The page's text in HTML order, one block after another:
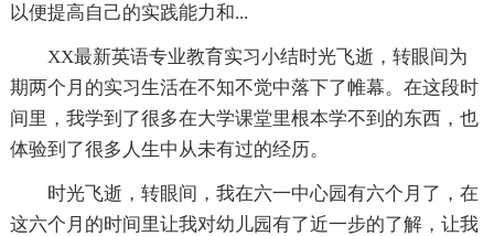
以便提高自己的实践能力和...
XX最新英语专业教育实习小结时光飞逝，转眼间为
期两个月的实习生活在不知不觉中落下了帷幕。在这段时
间里，我学到了很多在大学课堂里根本学不到的东西，也
体验到了很多人生中从未有过的经历。
时光飞逝，转眼间，我在六一中心园有六个月了，在
这六个月的时间里让我对幼儿园有了近一步的了解，让我